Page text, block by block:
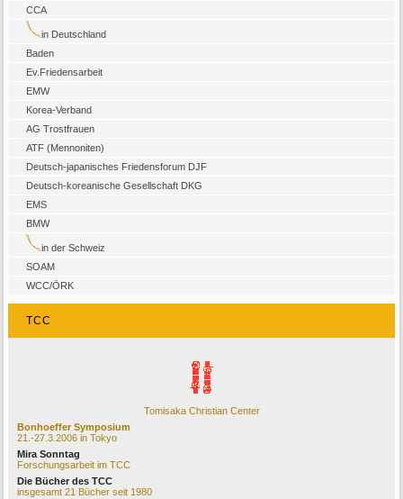
CCA
in Deutschland
Baden
Ev.Friedensarbeit
EMW
Korea-Verband
AG Trostfrauen
ATF (Mennoniten)
Deutsch-japanisches Friedensforum DJF
Deutsch-koreanische Gesellschaft DKG
EMS
BMW
in der Schweiz
SOAM
WCC/ÖRK
TCC
Tomisaka Christian Center
Bonhoeffer Symposium
21.-27.3.2006 in Tokyo
Mira Sonntag
Forschungsarbeit im TCC
Die Bücher des TCC
insgesamt 21 Bücher seit 1980